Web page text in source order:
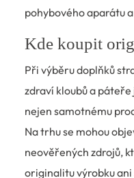
pohybového aparátu
Kde koupit
Při výběru doplňků
zdraví kloubů a
nejen samotnému
Na trhu se mohou
neověřených zdrojů,
originalitu výrobku